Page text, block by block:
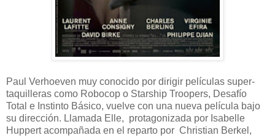
Paul Verhoeven muy conocido por dirigir películas super-
taquilleras como Robocop o Starship Troopers, Desafío
Total e Instinto Básico, vuelve con una nueva película bajo
su dirección. Llamada Elle, protagonizada por Isabelle
Huppert acompañada en el reparto por Christian Berkel,